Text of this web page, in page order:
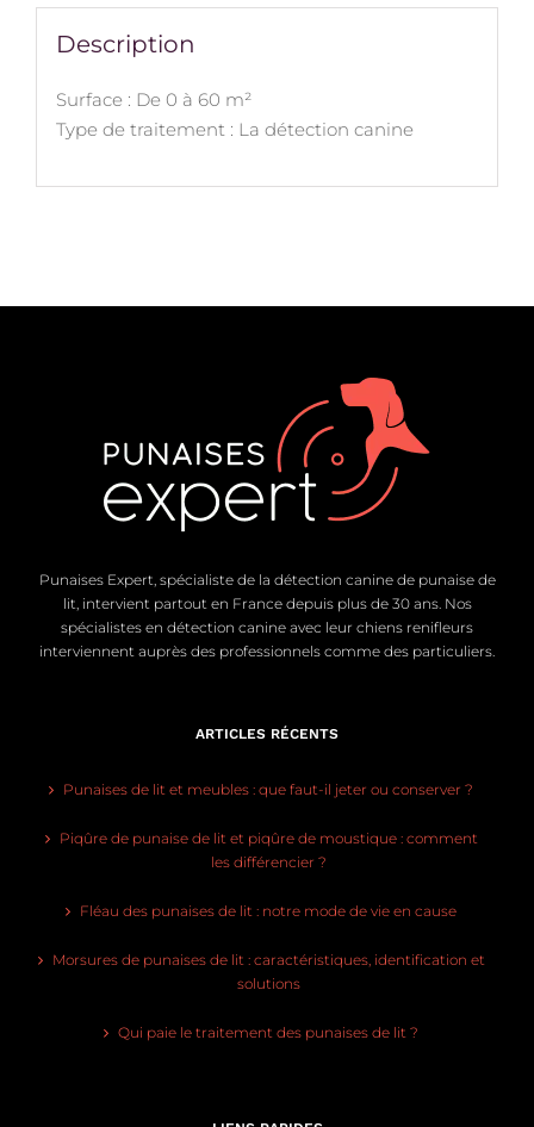
Description
Surface : De 0 à 60 m²
Type de traitement : La détection canine
Punaises Expert, spécialiste de la détection canine de punaise de
lit, intervient partout en France depuis plus de 30 ans. Nos
spécialistes en détection canine avec leur chiens renifleurs
interviennent auprès des professionnels comme des particuliers.
ARTICLES RÉCENTS
Punaises de lit et meubles : que faut-il jeter ou conserver ?
Piqûre de punaise de lit et piqûre de moustique : comment
les différencier ?
Fléau des punaises de lit : notre mode de vie en cause
Morsures de punaises de lit : caractéristiques, identification et
solutions
Qui paie le traitement des punaises de lit ?